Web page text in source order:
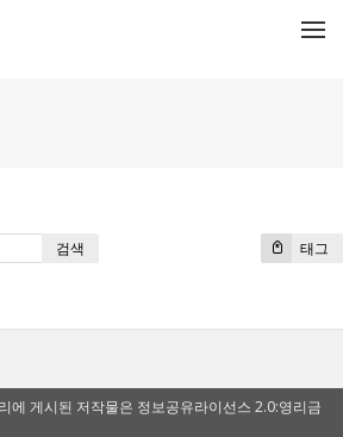
태그
검색
에 게시된 저작물은 정보공유라이선스 2.0:영리금